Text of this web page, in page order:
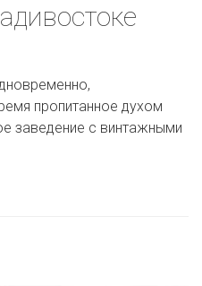
пропитанное духом
заведение с винтажными